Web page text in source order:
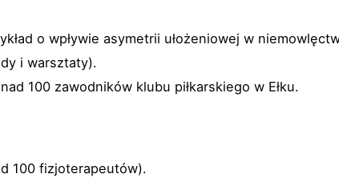
o wpływie asymetrii ułożeniowej w
i warsztaty).
100 zawodników klubu piłkarskiego w Ełku.
100 fizjoterapeutów).